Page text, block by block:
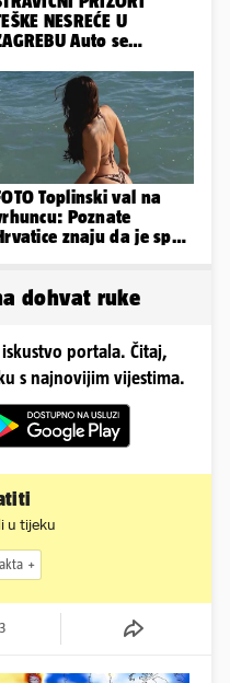
NESREĆE U
Auto se
Toplinski val na
Poznate
znaju da je spas
dohvat ruke
portala. Čitaj,
s najnovijim vijestima.
u tijeku
3